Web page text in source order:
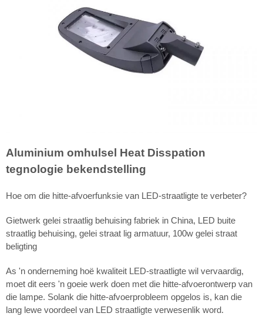
Aluminium omhulsel Heat Disspation
tegnologie bekendstelling
Hoe om die hitte-afvoerfunksie van LED-straatligte te verbeter?
Gietwerk gelei straatlig behuising fabriek in China, LED buite
straatlig behuising, gelei straat lig armatuur, 100w gelei straat
beligting
As 'n onderneming hoë kwaliteit LED-straatligte wil vervaardig,
moet dit eers 'n goeie werk doen met die hitte-afvoerontwerp van
die lampe. Solank die hitte-afvoerprobleem opgelos is, kan die
lang lewe voordeel van LED straatligte verwesenlik word.